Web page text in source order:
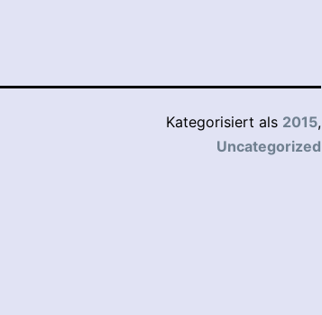
Kategorisiert als 2015,
Uncategorized